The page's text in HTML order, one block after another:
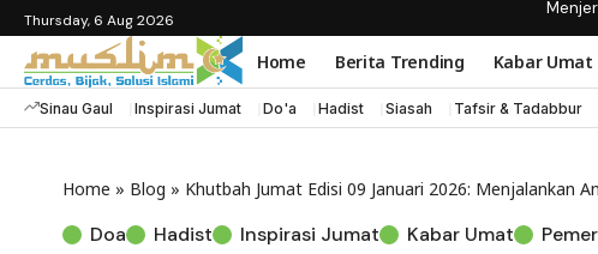
Thursday, 6 Aug 2026
Home Berita Trending Kabar Umat
Sinau Gaul Inspirasi Jumat Do'a Hadist Siasah Tafsir & Tadabbur
Home » Blog » Khutbah Jumat Edisi 09 Januari 2026: Menjalankan
Doa Hadist Inspirasi Jumat Kabar Umat